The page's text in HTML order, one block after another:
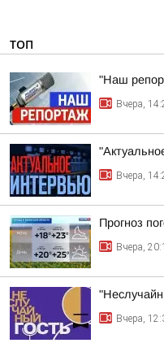
ТОП
"Наш
Вчера,
Вчера,
Прогноз
Вчера,
Вчера,